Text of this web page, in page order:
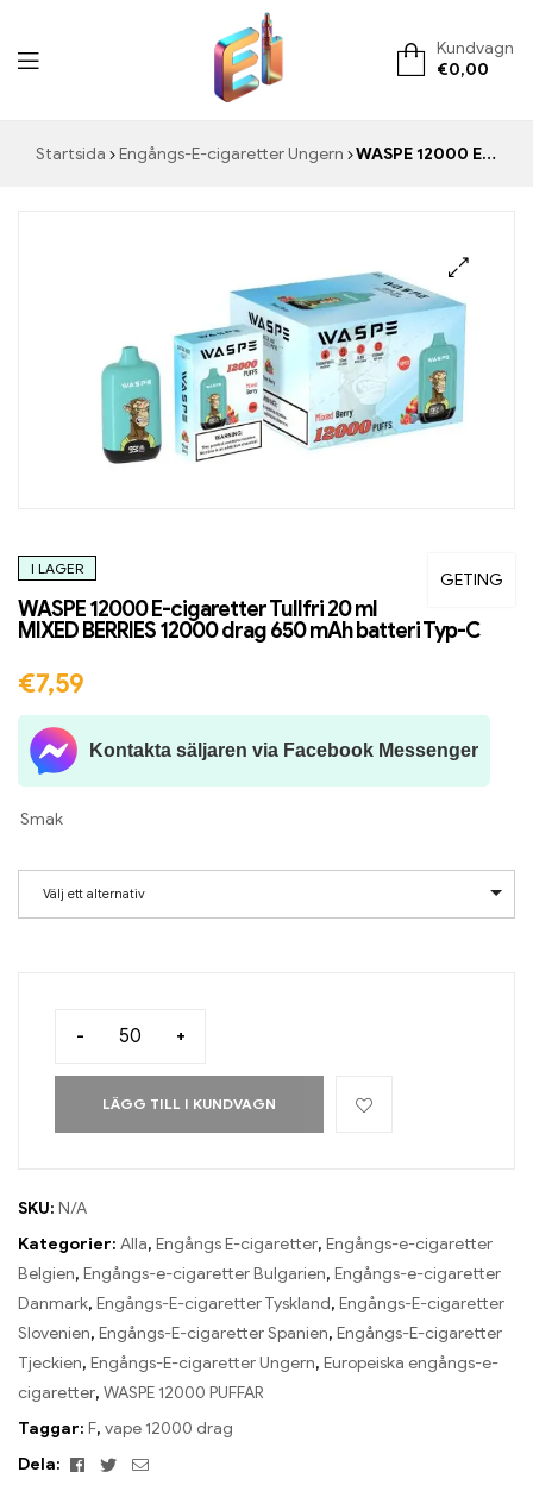
ElementVape.de
Kundvagn
€0,00
Startsida Engångs-E-cigaretter Ungern WASPE 12000 E-cigaretter Tullfri 20 ml MIXED BERRIES 12000 drag 650 mAh batteri Typ-C
GETING
I LAGER
WASPE 12000 E-cigaretter Tullfri 20 ml
MIXED BERRIES 12000 drag 650 mAh batteri Typ-C
€7,59
Kontakta säljaren via Facebook Messenger
Smak
Välj ett alternativ
- +
LÄGG TILL I KUNDVAGN
SKU: N/A
Kategorier: Alla, Engångs E-cigaretter, Engångs-e-cigaretter
Belgien, Engångs-e-cigaretter Bulgarien, Engångs-e-cigaretter
Danmark, Engångs-E-cigaretter Tyskland, Engångs-E-cigaretter
Slovenien, Engångs-E-cigaretter Spanien, Engångs-E-cigaretter
Tjeckien, Engångs-E-cigaretter Ungern, Europeiska engångs-e-
cigaretter, WASPE 12000 PUFFAR
Taggar: F, vape 12000 drag
Dela:
Facebook
Twitter
E-